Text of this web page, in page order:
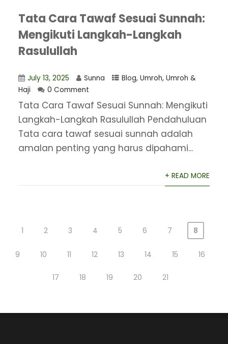
Tata Cara Tawaf Sesuai Sunnah:
Mengikuti Langkah-Langkah
Rasulullah
July 13, 2025 Sunna Blog, Umroh, Umroh &
Haji
0 Comment
Tata Cara Tawaf Sesuai Sunnah: Mengikuti
Langkah-Langkah Rasulullah Pendahuluan
Tata cara tawaf sesuai sunnah adalah
amalan penting yang harus dipahami...
+ READ MORE
1 2 3 4 5 6 7 8
9 10 11 12 13 14 15 16
17 18 19 20 21